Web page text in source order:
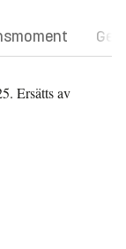
Ersätts av